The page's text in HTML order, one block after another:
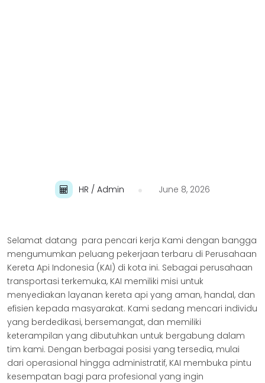
HR / Admin June 8, 2026
Selamat datang para pencari kerja Kami dengan bangga
mengumumkan peluang pekerjaan terbaru di Perusahaan
Kereta Api Indonesia (KAI) di kota ini. Sebagai perusahaan
transportasi terkemuka, KAI memiliki misi untuk
menyediakan layanan kereta api yang aman, handal, dan
efisien kepada masyarakat. Kami sedang mencari individu
yang berdedikasi, bersemangat, dan memiliki
keterampilan yang dibutuhkan untuk bergabung dalam
tim kami. Dengan berbagai posisi yang tersedia, mulai
dari operasional hingga administratif, KAI membuka pintu
kesempatan bagi para profesional yang ingin